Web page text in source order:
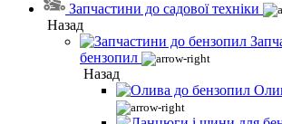
Запчастини до садової техніки
Назад
бензопил
Назад